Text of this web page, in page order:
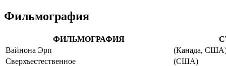
Фильмография
ФИЛЬМОГРАФИЯ
Вайнона Эрп
(Канада,
Сверхъестественное
(США)